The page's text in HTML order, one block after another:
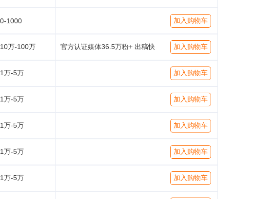
0-1000 加入购物车
10万-100万 官方认证媒体36.5万粉+ 出稿快 加入购物车
1万-5万 加入购物车
1万-5万 加入购物车
1万-5万 加入购物车
1万-5万 加入购物车
1万-5万 加入购物车